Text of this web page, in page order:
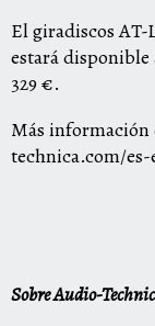
El giradiscos AT-
estará
329 €.
Más información
technica.com/
Sobre Audio-